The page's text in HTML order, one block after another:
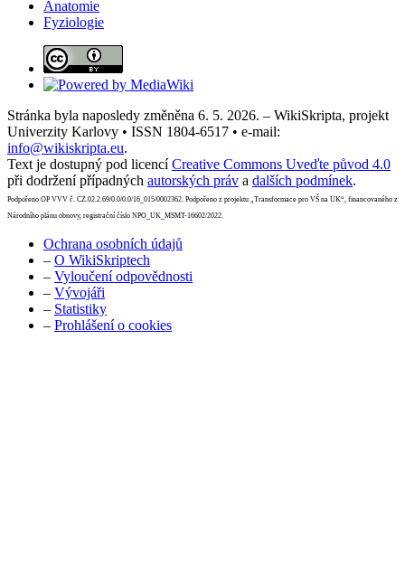
Anatomie
Fyziologie
Stránka byla naposledy změněna 6. 5. 2026. – WikiSkripta, projekt
Univerzity Karlovy • ISSN 1804-6517 • e-mail:
info@wikiskripta.eu.
Text je dostupný pod licencíCreative Commons Uveďte původ 4.0
při dodržení případných autorských práv a dalších podmínek.
Podpořeno OP VVV č. CZ.02.2.69/0.0/0.0/16_015/0002362. Podpořeno z projektu „Transformace pro VŠ na UK“, financovaného z
Národního plánu obnovy, registrační číslo NPO_UK_MSMT-16602/2022.
Ochrana osobních údajů
– O WikiSkriptech
– Vyloučení odpovědnosti
– Vývojáři
– Statistiky
– Prohlášení o cookies